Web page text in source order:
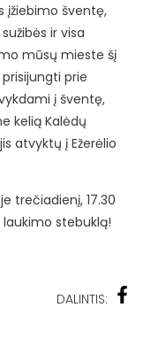
įžiebimo šventę,
ir visa
mūsų mieste šį
prie
į šventę,
kelią Kalėdų
atvyktų į Ežerėlio
trečiadienį, 17.30
stebuklą!
DALINTIS: